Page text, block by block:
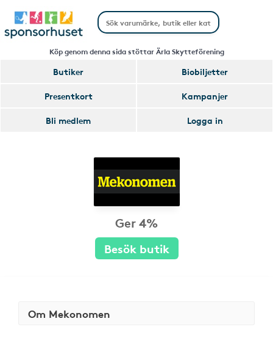
Köp genom denna sida stöttar Ärla Skytteförening
Butiker
Biobiljetter
Presentkort
Kampanjer
Bli medlem
Logga in
Ger 4%
Besök butik
Om Mekonomen